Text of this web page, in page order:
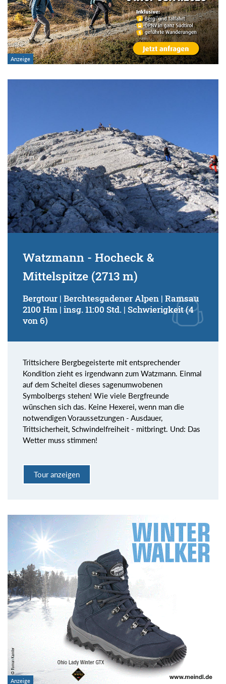
Gebirge:
Art der Tour:
Kondition (Tourdauer):
von
bis
Suchbegriff:
Watzmann - Hocheck &
Mittelspitze (2713 m)
Bergtour | Berchtesgadener Alpen | Ramsau
2100 Hm | insg. 11:00 Std. | Schwierigkeit (4
von 6)
Trittsichere Bergbegeisterte mit entsprechender
Kondition zieht es irgendwann zum Watzmann. Einmal
auf dem Scheitel dieses sagenumwobenen
Symbolbergs stehen! Wie viele Bergfreunde
wünschen sich das. Keine Hexerei, wenn man die
notwendigen Voraussetzungen - Ausdauer,
Trittsicherheit, Schwindelfreiheit - mitbringt. Und: Das
Wetter muss stimmen!
Tour anzeigen